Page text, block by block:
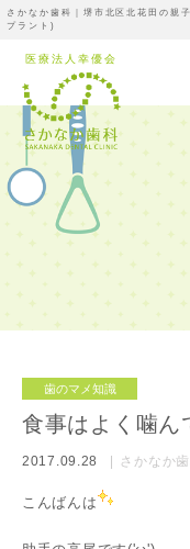
さかなか歯科｜堺市北区北花田の親
プラント)
歯のマメ知識
食事はよく噛ん
2017.09.28 さかなか歯
こんばんは